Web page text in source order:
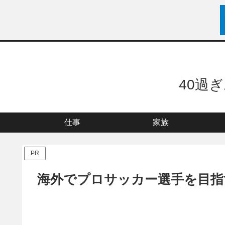
40過
仕事 家族
PR
海外でプロサッカー選手を目